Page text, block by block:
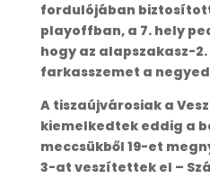
fordulójában
playoffban, a 7. hely
hogy az alapszakasz-
farkasszemet a
A tiszaújvárosiak a
kiemelkedtek eddig a
meccsükből 19-et
3-at veszítettek el –